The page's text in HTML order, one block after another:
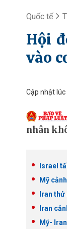
Quốc tế
Hội
vào
Cập nhật
nhân
Israel
Mỹ
Iran
Iran
Mỹ-